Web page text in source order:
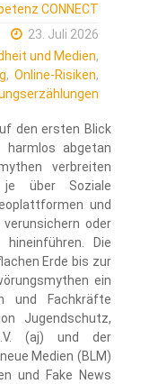
CONNECT
23. Juli 2026
und Medien,
, Online-Risiken,
den ersten Blick
abgetan
verbreiten
über Soziale
und
verunsichern oder
Die
Erde bis zur
ein
und Fachkräfte
Jugendschutz,
(aj) und der
Medien (BLM)
und Fake News